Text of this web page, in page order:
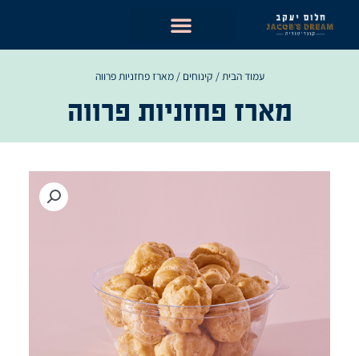
עמוד הבית/ קינוחים / מארז פחזניות פרווה
מארז פחזניות פרווה